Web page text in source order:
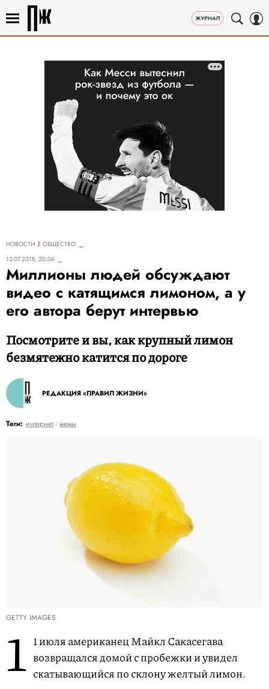
НОВОСТИ
ОБЩЕСТВО
13.07.2018, 20:06
Миллионы людей обсуждают
видео с катящимся лимоном, а у
его автора берут интервью
Посмотрите и вы, как крупный лимон
безмятежно катится по дороге
РЕДАКЦИЯ «ПРАВИЛ ЖИЗНИ»
Теги: интернет мемы
GETTY IMAGES
1 1 июля американец Майкл Сакасегава
возвращался домой с пробежки и увидел
скатывающийся по склону желтый лимон.